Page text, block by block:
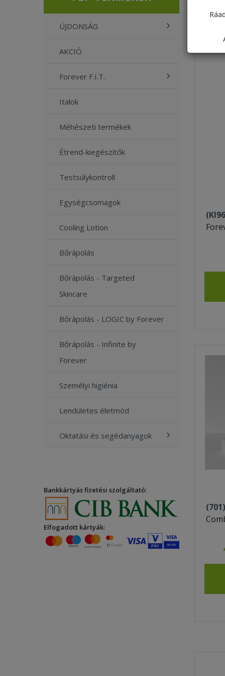
ÚJDONSÁG
AKCIÓ
Forever F.I.T.
Italok
Méhészeti termékek
Étrend-kiegészítők
Testsúlykontroll
Egységcsomagok
Cooling Lotion
Bőrápolás
Bőrápolás - Targeted
Skincare
Bőrápolás - LOGIC by Forever
Bőrápolás - Infinite by
Forever
Személyi higiénia
Lendületes életmód
Oktatási és segédanyagok
Bankkártyás fizetési szolgáltató:
Elfogadott kártyák:
(701)